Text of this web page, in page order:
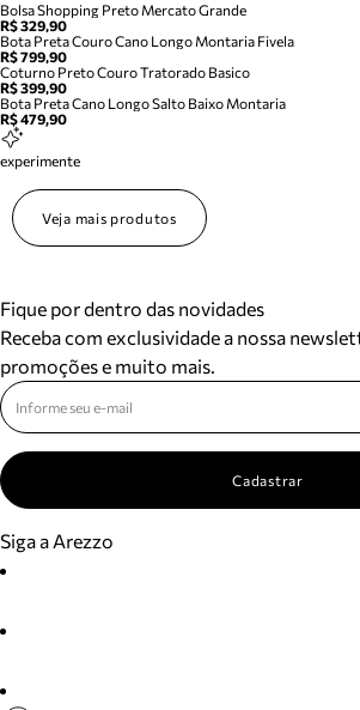
Bolsa Shopping Preto Mercato Grande
R$ 329,90
Bota Preta Couro Cano Longo Montaria Fivela
R$ 799,90
Coturno Preto Couro Tratorado Basico
R$ 399,90
Bota Preta Cano Longo Salto Baixo Montaria
R$ 479,90
experimente
Veja mais produtos
Fique por dentro das novidades
Receba com exclusividade a nossa
promoções e muito mais.
Cadastrar
Siga a Arezzo